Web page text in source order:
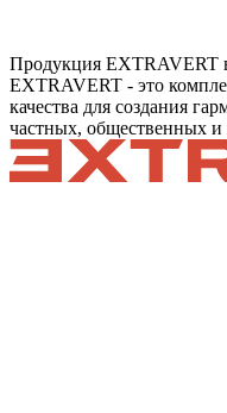
Продукция EXTRAVERT
EXTRAVERT - это
качества для создания
частных, общественных и